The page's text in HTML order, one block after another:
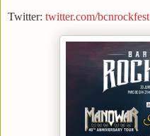
Twitter: twitter.com/bcnrockfest